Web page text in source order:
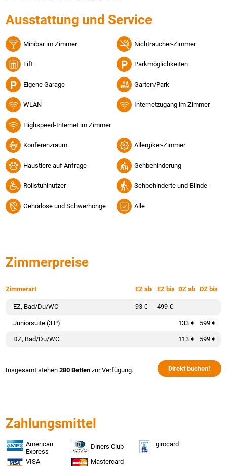
Ausstattung und Service
Minibar im Zimmer Nichtraucher-Zimmer
Lift Parkmöglichkeiten
Eigene Garage Garten/Park
WLAN Internetzugang im Zimmer
Highspeed-Internet im Zimmer
Konferenzraum Allergiker-Zimmer
Haustiere auf Anfrage Gehbehinderung
Rollstuhlnutzer Sehbehinderte und Blinde
Gehörlose und Schwerhörige Alle
Zimmerpreise
Zimmerart EZ ab EZ bis DZ ab DZ bis
EZ, Bad/Du/WC 93 € 499 €
Juniorsuite (3 P) 133 € 599 €
DZ, Bad/Du/WC 113 € 599 €
Insgesamt stehen280 Betten zur Verfügung. Direkt buchen!
Zahlungsmittel
American
Express
Diners Club girocard
VISA Mastercard